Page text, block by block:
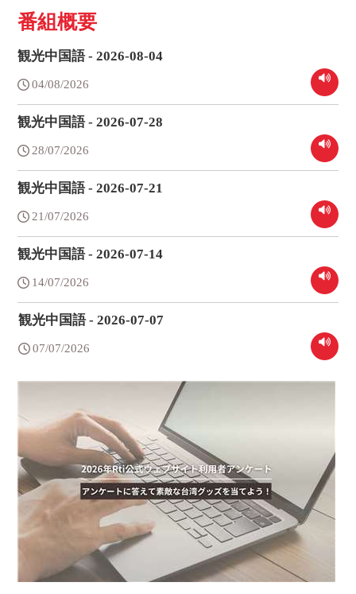
番組概要
観光中国語 - 2026-08-04
04/08/2026
観光中国語 - 2026-07-28
28/07/2026
観光中国語 - 2026-07-21
21/07/2026
観光中国語 - 2026-07-14
14/07/2026
観光中国語 - 2026-07-07
07/07/2026